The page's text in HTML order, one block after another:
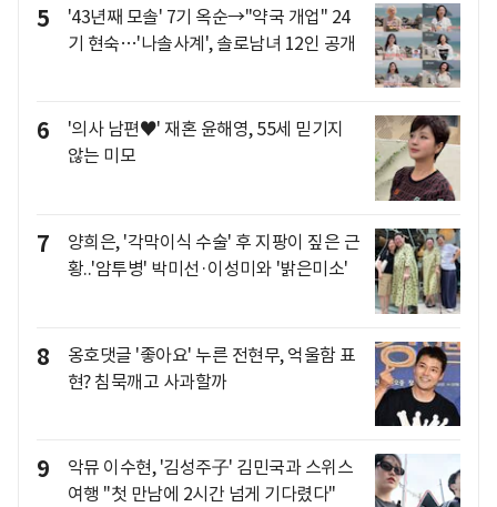
5
'43년째 모솔' 7기 옥순→"약국 개업" 24
기 현숙…'나솔사계', 솔로남녀 12인 공개
6
'의사 남편♥' 재혼 윤해영, 55세 믿기지
않는 미모
7
양희은, '각막이식 수술' 후 지팡이 짚은 근
황..'암투병' 박미선·이성미와 '밝은미소'
8
옹호댓글 '좋아요' 누른 전현무, 억울함 표
현? 침묵깨고 사과할까
9
악뮤 이수현, '김성주子' 김민국과 스위스
여행 "첫 만남에 2시간 넘게 기다렸다"